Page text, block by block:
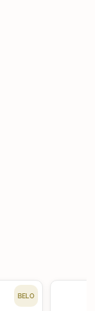
BELO